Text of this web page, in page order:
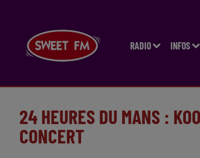
RADIO INFOS
24 HEURES DU MANS :
CONCERT